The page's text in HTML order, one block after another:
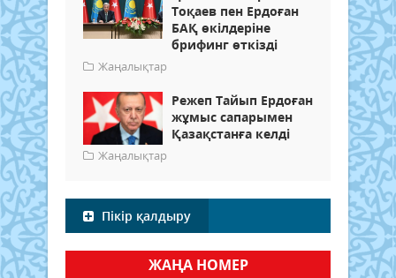
Тоқаев пен Ердоған
БАҚ өкілдеріне
брифинг өткізді
Жаңалықтар
Режеп Тайып Ердоған
жұмыс сапарымен
Қазақстанға келді
Жаңалықтар
Пікір қалдыру
ЖАҢА НОМЕР